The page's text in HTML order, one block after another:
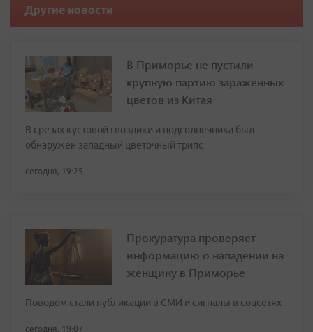
Другие новости
В Приморье не пустили
крупную партию зараженных
цветов из Китая
В срезах кустовой гвоздики и подсолнечника был
обнаружен западный цветочный трипс
сегодня, 19:25
Прокуратура проверяет
информацию о нападении на
женщину в Приморье
Поводом стали публикации в СМИ и сигналы в соцсетях
сегодня, 19:07